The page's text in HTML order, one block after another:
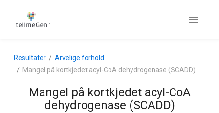
Resultater
Arvelige forhold
Mangel på kortkjedet acyl-CoA dehydrogenase (SCADD)
Mangel på kortkjedet acyl-CoA
dehydrogenase (SCADD)